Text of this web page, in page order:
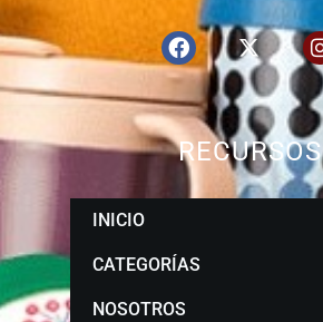
RECURSOS
INICIO
CATEGORÍAS
NOSOTROS